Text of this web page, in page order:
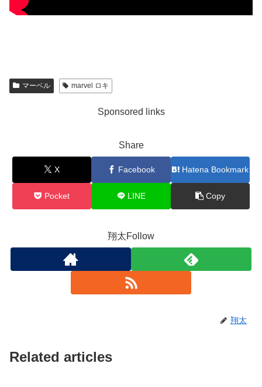
マーベル marvel ロキ
Sponsored links
Share
X Facebook Hatena Bookmark
Pocket LINE Copy
翔太Follow
翔太
Related articles